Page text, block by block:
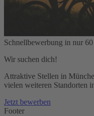
Schnellbewerbung in nur
Wir suchen dich!
Attraktive Stellen in
vielen weiteren Standorten
Jetzt bewerben
Footer